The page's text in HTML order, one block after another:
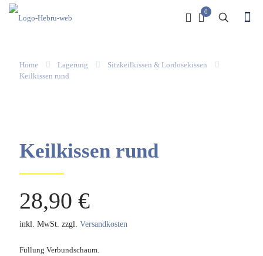
0
Home Lagerung
Sitzkeilkissen & Lordosekissen
Keilkissen rund
Keilkissen rund
28,90 €
inkl. MwSt. zzgl. Versandkosten
Füllung Verbundschaum.